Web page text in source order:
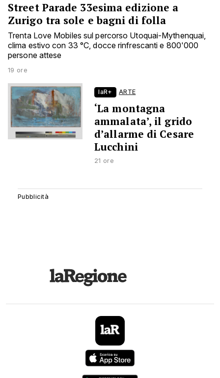
Street Parade 33esima edizione a
Zurigo tra sole e bagni di folla
Trenta Love Mobiles sul percorso Utoquai-Mythenquai,
clima estivo con 33 °C, docce rinfrescanti e 800'000
persone attese
19 ore
laR+ ARTE
‘La montagna
ammalata’, il grido
d’allarme di Cesare
Lucchini
21 ore